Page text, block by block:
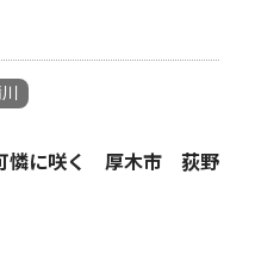
可憐に咲く 厚木市 荻野